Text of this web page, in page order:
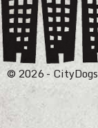
© 2026 - CityDogs